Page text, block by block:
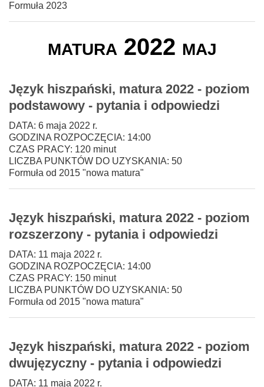
Formuła 2023
matura 2022 maj
Język hiszpański, matura 2022 - poziom
podstawowy - pytania i odpowiedzi
DATA: 6 maja 2022 r.
GODZINA ROZPOCZĘCIA: 14:00
CZAS PRACY: 120 minut
LICZBA PUNKTÓW DO UZYSKANIA: 50
Formuła od 2015 "nowa matura"
Język hiszpański, matura 2022 - poziom
rozszerzony - pytania i odpowiedzi
DATA: 11 maja 2022 r.
GODZINA ROZPOCZĘCIA: 14:00
CZAS PRACY: 150 minut
LICZBA PUNKTÓW DO UZYSKANIA: 50
Formuła od 2015 "nowa matura"
Język hiszpański, matura 2022 - poziom
dwujęzyczny - pytania i odpowiedzi
DATA: 11 maja 2022 r.